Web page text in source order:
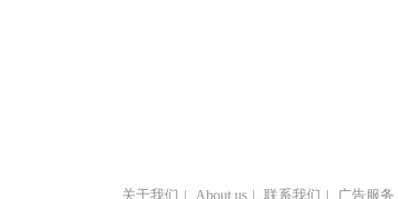
关于我们 | About us | 联系我们 | 广告服务